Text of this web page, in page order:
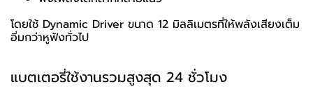
โดยใช้ Dynamic Driver ขนาด 12 มิลลิเมตรที่ให้พลังเสียงเต็ม
อิ่มกว่าหูฟังทั่วไป
แบตเตอรี่ใช้งานรวมสูงสุด 24 ชั่วโมง